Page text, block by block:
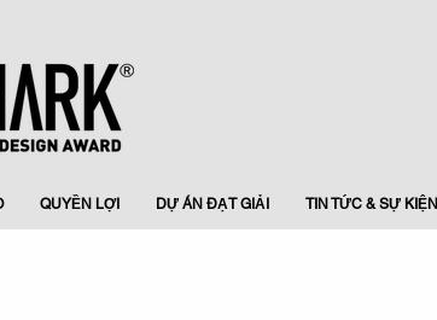
QUYỀN LỢI DỰ ÁN ĐẠT GIẢI TIN TỨC & SỰ KIỆN